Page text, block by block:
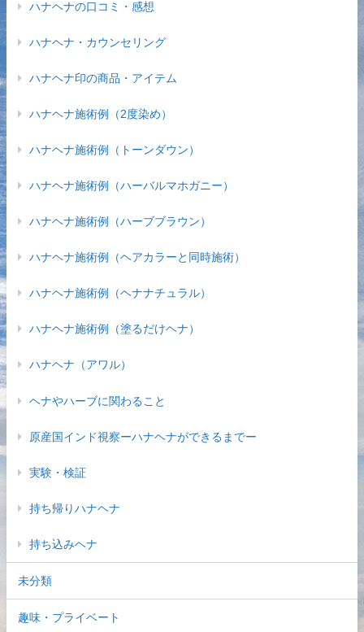
ハナヘナの口コミ・感想
ハナヘナ・カウンセリング
ハナヘナ印の商品・アイテム
ハナヘナ施術例（2度染め）
ハナヘナ施術例（トーンダウン）
ハナヘナ施術例（ハーバルマホガニー）
ハナヘナ施術例（ハーブブラウン）
ハナヘナ施術例（ヘアカラーと同時施術）
ハナヘナ施術例（ヘナナチュラル）
ハナヘナ施術例（塗るだけヘナ）
ハナヘナ（アワル）
ヘナやハーブに関わること
原産国インド視察ーハナヘナができるまでー
実験・検証
持ち帰りハナヘナ
持ち込みヘナ
未分類
趣味・プライベート